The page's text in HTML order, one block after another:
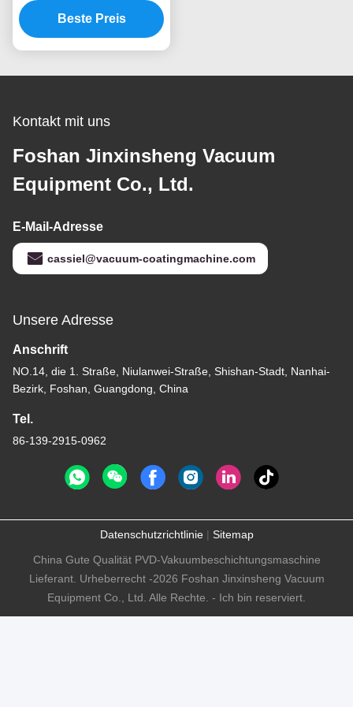
Legierungs-Wasser-
Hahn-Hahn-
Beste Preis
Kontakt mit uns
Foshan Jinxinsheng Vacuum
Equipment Co., Ltd.
E-Mail-Adresse
cassiel@vacuum-coatingmachine.com
Unsere Adresse
Anschrift
NO.14, die 1. Straße, Niulanwei-Straße, Shishan-Stadt, Nanhai-
Bezirk, Foshan, Guangdong, China
Tel.
86-139-2915-0962
Datenschutzrichtlinie| Sitemap
China Gute Qualität PVD-Vakuumbeschichtungsmaschine
Lieferant. Urheberrecht -2026 Foshan Jinxinsheng Vacuum
Equipment Co., Ltd. Alle Rechte. - Ich bin reserviert.